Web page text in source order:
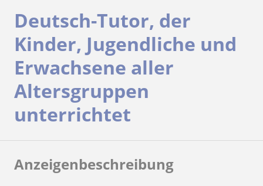
Deutsch-Tutor, der
Kinder, Jugendliche und
Erwachsene aller
Altersgruppen
unterrichtet
Anzeigenbeschreibung